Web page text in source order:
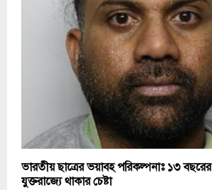
ভারতীয় ছাত্রের ভয়াবহ পরিকল্পনাঃ ১৩
যুক্তরাজ্যে থাকার চেষ্টা